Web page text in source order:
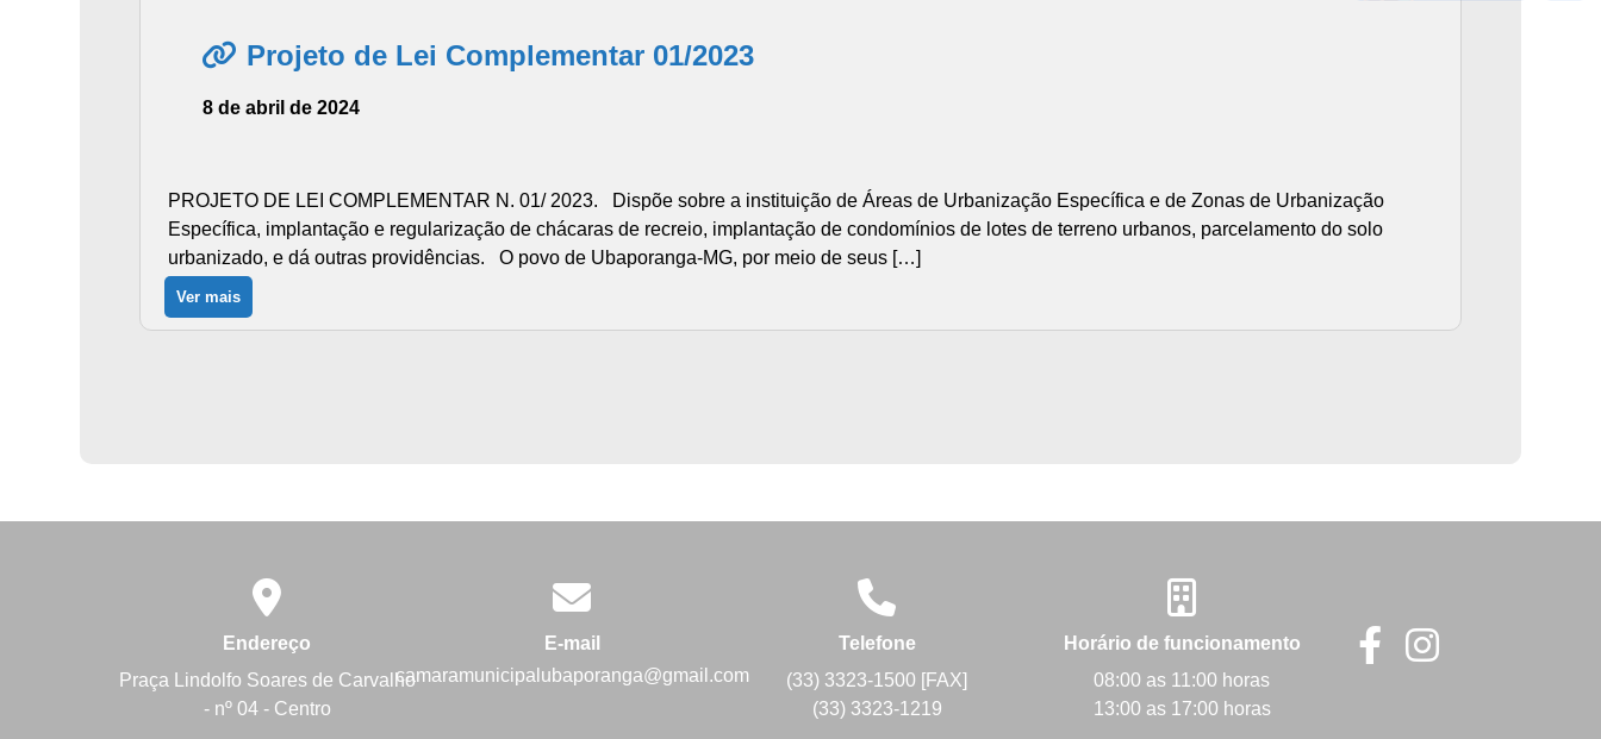
Projeto de Lei Complementar 01/2023
8 de abril de 2024
PROJETO DE LEI COMPLEMENTAR N. 01/ 2023. Dispõe sobre a instituição de Áreas de Urbanização Específica e de Zonas de Urbanização
Específica, implantação e regularização de chácaras de recreio, implantação de condomínios de lotes de terreno urbanos, parcelamento do solo
urbanizado, e dá outras providências. O povo de Ubaporanga-MG, por meio de seus […]
Ver mais
Endereço
Praça Lindolfo Soares de Carvalho
- nº 04 - Centro
E-mail
camaramunicipalubaporanga@gmail.com
Telefone
(33) 3323-1500 [FAX]
(33) 3323-1219
Horário de funcionamento
08:00 as 11:00 horas
13:00 as 17:00 horas